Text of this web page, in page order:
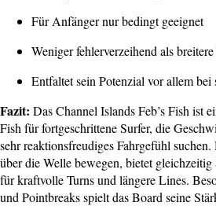
Für Anfänger nur bedingt geeignet
Weniger fehlerverzeihend als
Entfaltet sein Potenzial vor allem bei
Fazit: Das Channel Islands Feb’s Fish ist
Fish für fortgeschrittene Surfer, die
sehr reaktionsfreudiges Fahrgefühl
über die Welle bewegen, bietet
für kraftvolle Turns und längere Lines.
und Pointbreaks spielt das Board seine